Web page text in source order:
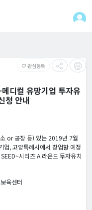
favorite_border 관심등록
디컬 유망기업 투자유
청 안내
or 공장 등) 있는 2019년 7월
, 고양특례시에서 창업할 예정
시리즈 A 라운드 투자유치
육센터